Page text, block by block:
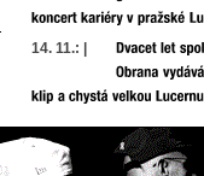
14. 11.: |